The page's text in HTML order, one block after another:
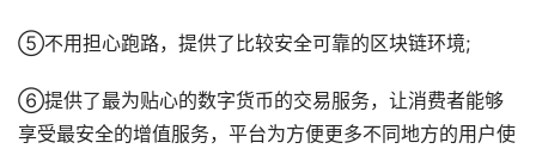
⑤不用担心跑路，提供了比较安全可靠的区块链环境;
⑥提供了最为贴心的数字货币的交易服务，让消费者能够
享受最安全的增值服务，平台为方便更多不同地方的用户使